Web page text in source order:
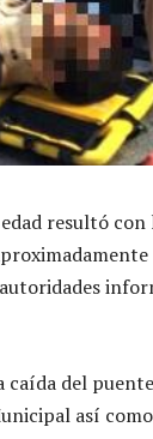
resultó
del
así como